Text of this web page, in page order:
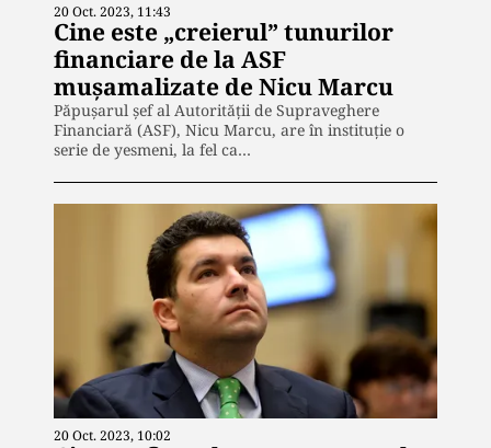
20 Oct. 2023, 11:43
Cine este „creierul” tunurilor
financiare de la ASF
mușamalizate de Nicu Marcu
Păpușarul șef al Autorității de Supraveghere
Financiară (ASF), Nicu Marcu, are în instituție o
serie de yesmeni, la fel ca…
20 Oct. 2023, 10:02